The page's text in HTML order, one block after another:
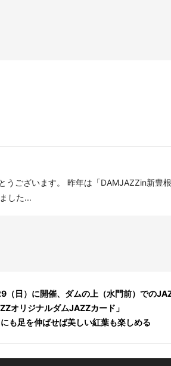
した...
日）に開催、ダムの上（水門前）での
オリジナルダムJAZZカード」
も足を伸ばせば美しい紅葉も楽しめる